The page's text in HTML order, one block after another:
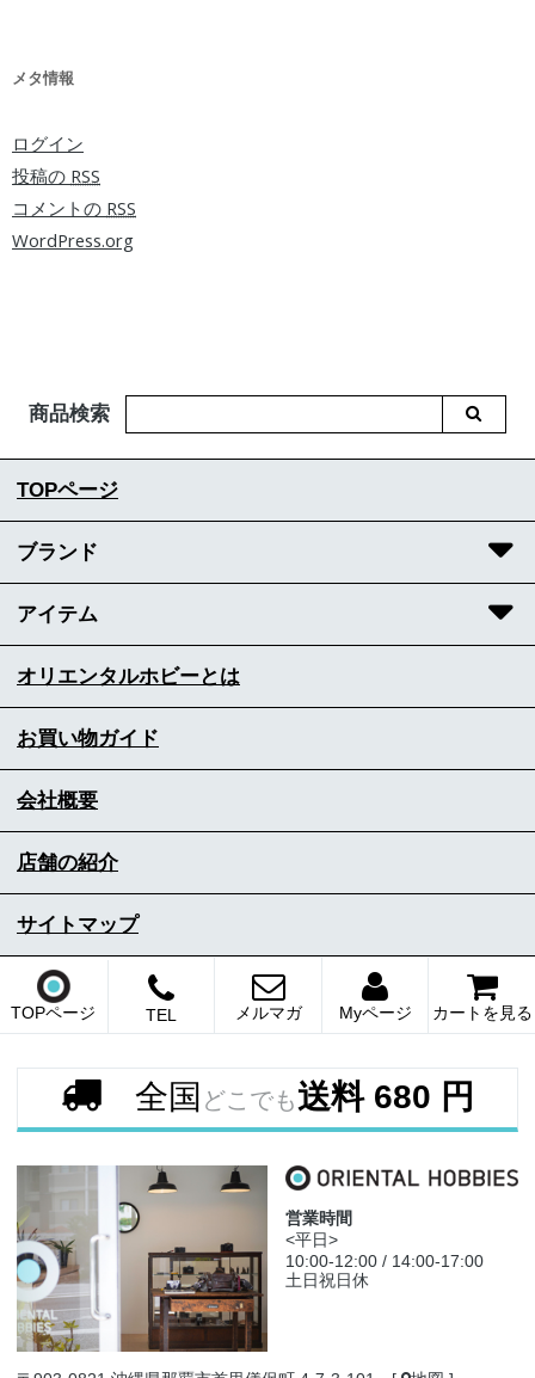
メタ情報
ログイン
投稿の RSS
コメントの RSS
WordPress.org
商品検索
TOPページ
ブランド
アイテム
オリエンタルホビーとは
お買い物ガイド
会社概要
店舗の紹介
サイトマップ
TOPページ TEL メルマガ Myページ カートを見る
全国 どこでも送料 680 円
営業時間
<平日>
10:00-12:00 / 14:00-17:00
土日祝日休